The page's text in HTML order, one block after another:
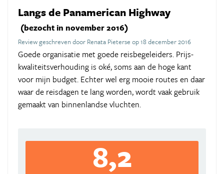
Langs de Panamerican Highway
(bezocht in november 2016)
Review geschreven door Renata Pieterse op 18 december 2016
Goede organisatie met goede reisbegeleiders. Prijs-
kwaliteitsverhouding is oké, soms aan de hoge kant
voor mijn budget. Echter wel erg mooie routes en daar
waar de reisdagen te lang worden, wordt vaak gebruik
gemaakt van binnenlandse vluchten.
8,2